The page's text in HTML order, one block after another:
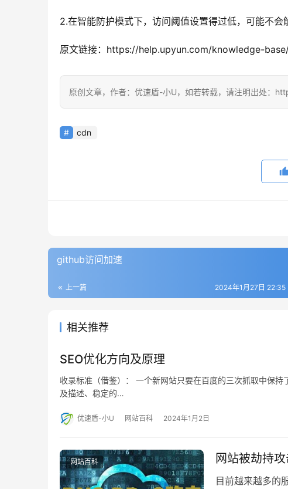
2.在智能防护模式下，访问阈值设置得过低，可能不
原文链接：https://help.upyun.com/knowledge-
原创文章，作者：优速盾-小U，如若转载，请注明出处
cdn
github访问加速
上一篇 2024年1月27日 22:35
相关推荐
SEO优化方向及原理
收录标准（借鉴）： 一个新网站只要在百度的三次抓取中保
及描述、稳定的…
优速盾-小U 网站百科 2024年1月2日
网站百科 网站被劫持
目前越来越多的